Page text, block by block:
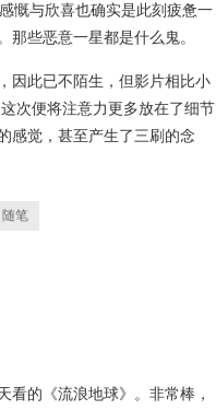
慨与欣喜也确实是此刻疲惫一
些恶意一星都是什么鬼。
因此已不陌生，但影片相比小
次便将注意力更多放在了细节
感觉，甚至产生了三刷的念
随笔
的《流浪地球》。非常棒，